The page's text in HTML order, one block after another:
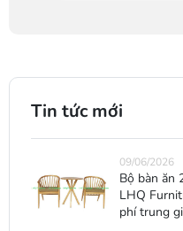
Tin tức mới
09/06/2026
Bộ bàn ăn
LHQ
phí trung